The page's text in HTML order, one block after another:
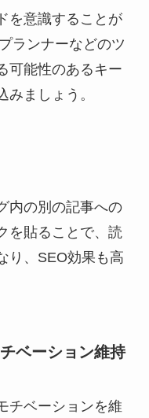
を意識することが
ランナーなどのツ
可能性のあるキー
ましょう。
内の別の記事への
を貼ることで、読
り、SEO効果も高
ベーション維持
チベーションを維